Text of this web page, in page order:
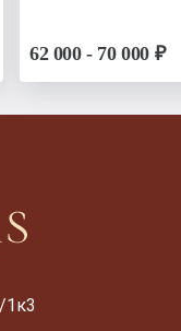
62 000 - 70 000 ₽
1к3